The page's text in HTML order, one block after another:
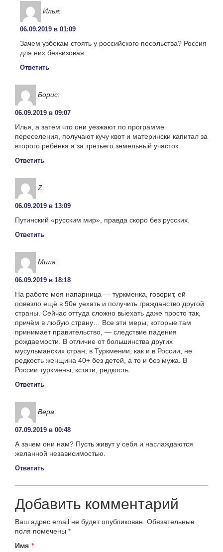
Илья:
06.09.2019 в 01:09
Зачем узбекам стоять у российского посольства? Россия
для них безвизовая
Ответить
Борис:
06.09.2019 в 09:07
Илья, а затем что они уезжают по программе
переселения, получают кучу квот и матерински капитал за
второго ребёнка а за третьего земельный участок.
Ответить
Z:
06.09.2019 в 13:09
Путинский «русским мир», правда скоро без русских.
Ответить
Мила:
06.09.2019 в 18:18
На работе моя напарница — туркменка, говорит, ей
повезло ещё в 90е уехать и получить гражданство другой
страны. Сейчас оттуда сложно выехать даже просто так,
причём в любую страну… Все эти меры, которые там
принимает правительство, — следствие падения
рождаемости. В отличие от большинства других
мусульманских стран, в Туркмении, как и в России, не
редкость женщина 40+ без детей, а то и без мужа. В
России туркмены, кстати, редкость.
Ответить
Вера:
07.09.2019 в 00:48
А зачем они нам? Пусть живут у себя и наслаждаются
желанной независимостью.
Ответить
Добавить комментарий
Ваш адрес email не будет опубликован. Обязательные
поля помечены *
Имя *